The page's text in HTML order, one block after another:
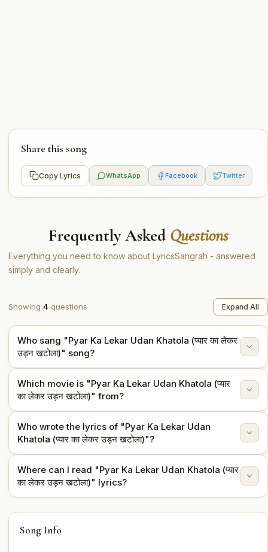
Share this song
Copy Lyrics WhatsApp Facebook Twitter
Frequently Asked Questions
Everything you need to know about LyricsSangrah - answered
simply and clearly.
Showing 4 questions Expand All
Who sang "Pyar Ka Lekar Udan Khatola (प्यार का लेकर
उड़न खटोला)" song?
"Pyar Ka Lekar Udan Khatola (प्यार का लेकर उड़न खटोला)" is
sung by Mohammed Rafi, Sharda Rajan Iyengar.
Which movie is "Pyar Ka Lekar Udan Khatola (प्यार
का लेकर उड़न खटोला)" from?
This song is from the movie Tumse Achha Kaun Hai
(1969).
Who wrote the lyrics of "Pyar Ka Lekar Udan
Khatola (प्यार का लेकर उड़न खटोला)"?
The lyrics are written by Rajendra Krishan.
Where can I read "Pyar Ka Lekar Udan Khatola (प्यार
का लेकर उड़न खटोला)" lyrics?
You can read the full lyrics of "Pyar Ka Lekar Udan
Khatola (प्यार का लेकर उड़न खटोला)" on this page.
Song Info